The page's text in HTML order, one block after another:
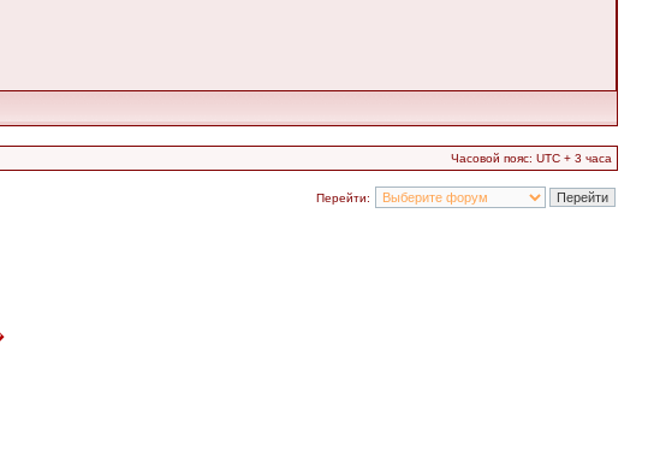
Часовой пояс: UTC + 3 часа
Перейти: